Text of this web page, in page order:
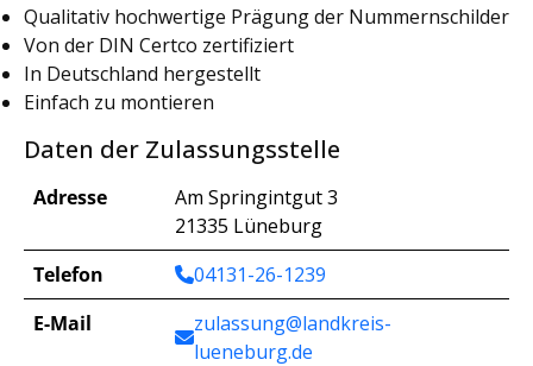
Qualitativ hochwertige Prägung der Nummernschilder
Von der DIN Certco zertifiziert
In Deutschland hergestellt
Einfach zu montieren
Daten der Zulassungsstelle
Adresse
Am Springintgut 3
21335 Lüneburg
Telefon
04131-26-1239
E-Mail
zulassung@landkreis-
lueneburg.de